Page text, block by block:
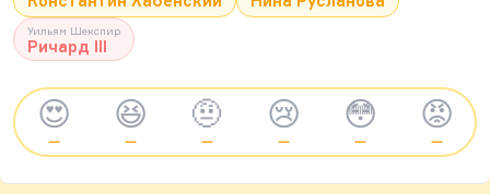
Уильям Шекспир
Ричард III
😍
—
😆
—
🤨
—
😢
—
😳
—
😡
—